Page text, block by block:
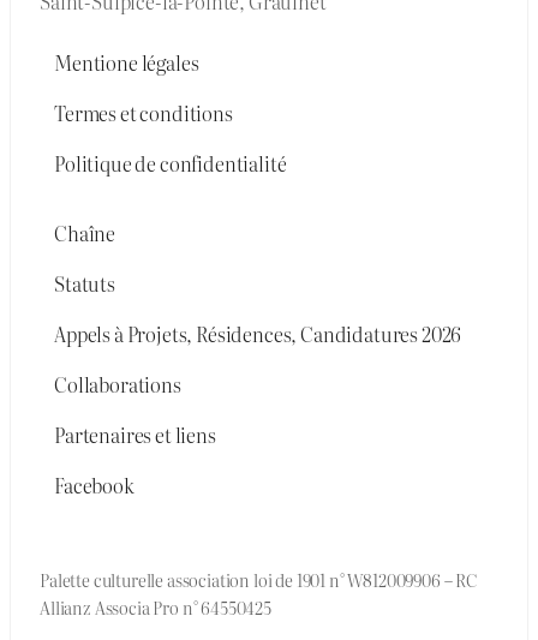
Mentione légales
Termes et conditions
Politique de confidentialité
Chaîne
Statuts
Appels à Projets, Résidences, Candidatures 2026
Collaborations
Partenaires et liens
Facebook
Palette culturelle association loi de 1901 n° W812009906 – RC
Allianz Associa Pro n° 64550425